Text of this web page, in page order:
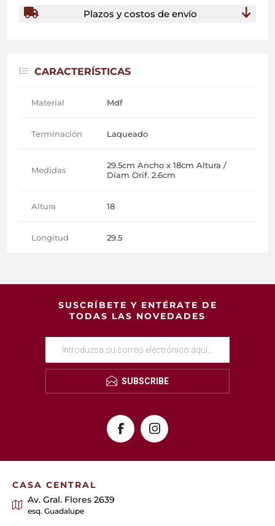
Plazos y costos de envío
CARACTERÍSTICAS
Material Mdf
Terminación Laqueado
Medidas
29.5cm Ancho x 18cm Altura /
Díam Orif. 2.6cm
Altura 18
Longitud 29.5
SUSCRÍBETE Y ENTÉRATE DE
TODAS LAS NOVEDADES
SUBSCRIBE
CASA CENTRAL
Av. Gral. Flores 2639
esq. Guadalupe